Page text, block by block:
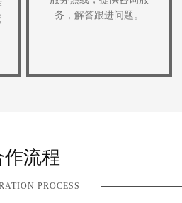
务，解答跟进问题。
作流程
PROCESS